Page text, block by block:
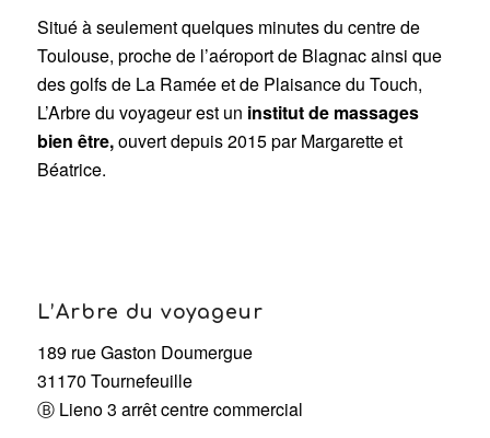
Situé à seulement quelques minutes du centre de
Toulouse, proche de l’aéroport de Blagnac ainsi que
des golfs de La Ramée et de Plaisance du Touch,
L’Arbre du voyageur est un institut de massages
bien être,ouvert depuis 2015 par Margarette et
Béatrice.
L’Arbre du voyageur
189 rue Gaston Doumergue
31170 Tournefeuille
Ⓑ Lieno 3 arrêt centre commercial